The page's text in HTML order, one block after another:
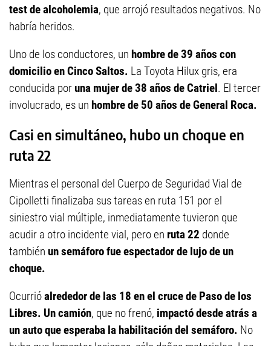
test de alcoholemia, que arrojó resultados negativos. No
habría heridos.
Uno de los conductores, un hombre de 39 años con
domicilio en Cinco Saltos. La Toyota Hilux gris, era
conducida poruna mujer de 38 años de Catriel. El tercer
involucrado, es un hombre de 50 años de General Roca.
Casi en simultáneo, hubo un choque en
ruta 22
Mientras el personal del Cuerpo de Seguridad Vial de
Cipolletti finalizaba sus tareas en ruta 151 por el
siniestro vial múltiple, inmediatamente tuvieron que
acudir a otro incidente vial, pero en ruta 22 donde
también un semáforo fue espectador de lujo de un
choque.
Ocurrióalrededor de las 18 en el cruce de Paso de los
Libres. Un camión, que no frenó, impactó desde atrás a
un auto que esperaba la habilitación del semáforo. No